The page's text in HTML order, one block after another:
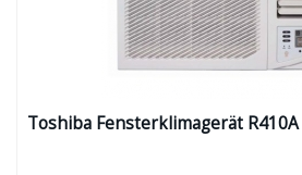
Toshiba Fensterklimagerät R410A